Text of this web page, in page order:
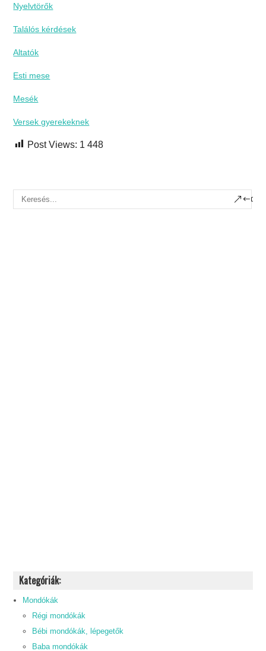
Nyelvtörők
Találós kérdések
Altatók
Esti mese
Mesék
Versek gyerekeknek
Post Views: 1 448
Kategóriák:
Mondókák
Régi mondókák
Bébi mondókák, lépegetők
Baba mondókák